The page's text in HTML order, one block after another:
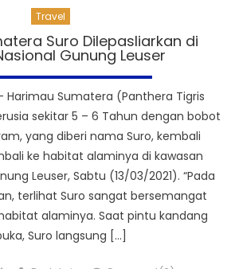
Travel
Suro Dilepasliarkan di
Gunung Leuser
Harimau Sumatera (Panthera Tigris
sekitar 5 – 6 Tahun dengan bobot
yang diberi nama Suro, kembali
ke habitat alaminya di kawasan
Leuser, Sabtu (13/03/2021). “Pada
terlihat Suro sangat bersemangat
alaminya. Saat pintu kandang
Suro langsung […]